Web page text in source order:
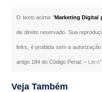
O texto acima "Marketing Digital
de direito reservado. Sua
links, é proibida sem a
artigo 184 do Código Penal. – Lei
Veja Também